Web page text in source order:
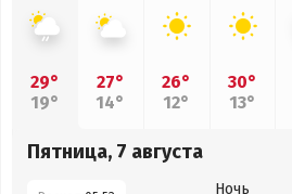
29°
19°
27°
14°
26°
12°
30°
13°
Пятница, 7 августа
Ночь